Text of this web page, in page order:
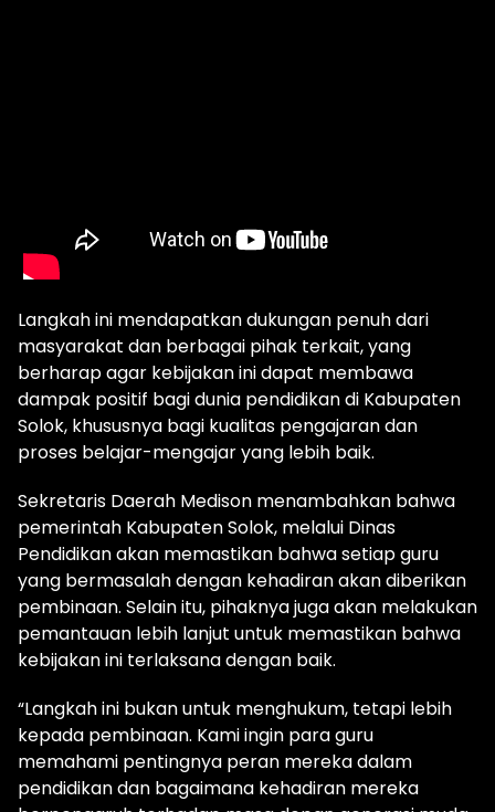
Langkah ini mendapatkan dukungan penuh dari
masyarakat dan berbagai pihak terkait, yang
berharap agar kebijakan ini dapat membawa
dampak positif bagi dunia pendidikan di Kabupaten
Solok, khususnya bagi kualitas pengajaran dan
proses belajar-mengajar yang lebih baik.
Sekretaris Daerah Medison menambahkan bahwa
pemerintah Kabupaten Solok, melalui Dinas
Pendidikan akan memastikan bahwa setiap guru
yang bermasalah dengan kehadiran akan diberikan
pembinaan. Selain itu, pihaknya juga akan melakukan
pemantauan lebih lanjut untuk memastikan bahwa
kebijakan ini terlaksana dengan baik.
“Langkah ini bukan untuk menghukum, tetapi lebih
kepada pembinaan. Kami ingin para guru
memahami pentingnya peran mereka dalam
pendidikan dan bagaimana kehadiran mereka